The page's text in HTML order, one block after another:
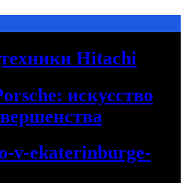
Hitachi
искусство
v-ekaterinburge-